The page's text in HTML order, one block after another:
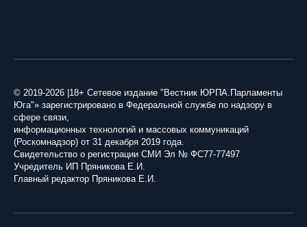
© 2019-2026 |18+ Сетевое издание "Вестник ЮРПА.Парламенты
Юга"» зарегистрировано в Федеральной службе по надзору в
сфере связи,
информационных технологий и массовых коммуникаций
(Роскомнадзор) от 31 декабря 2019 года.
Свидетельство о регистрации СМИ Эл № ФС77-77497
Учредитель ИП Пряникова Е.И.
Главный редактор Пряникова Е.И.